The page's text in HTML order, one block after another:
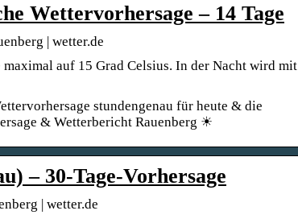
Wettervorhersage – 14 Tage
| wetter.de
auf 15 Grad Celsius. In der Nacht wird mit
stundengenau für heute & die
& Wetterbericht Rauenberg ☀
– 30-Tage-Vorhersage
| wetter.de